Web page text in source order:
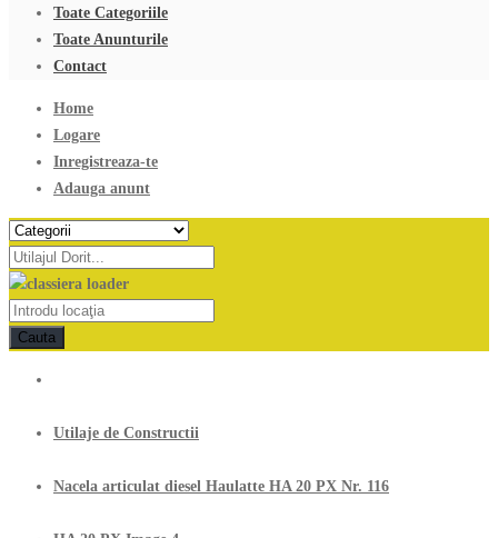
Toate Categoriile
Toate Anunturile
Contact
Home
Logare
Inregistreaza-te
Adauga anunt
Cauta
Utilaje de Constructii
Nacela articulat diesel Haulatte HA 20 PX Nr. 116